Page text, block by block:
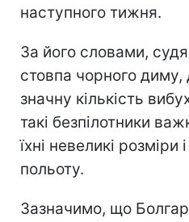
наступного тижня.
За його словами,
стовпа чорного диму,
значну кількість
такі безпілотники
їхні невеликі розміри
польоту.
Зазначимо, що